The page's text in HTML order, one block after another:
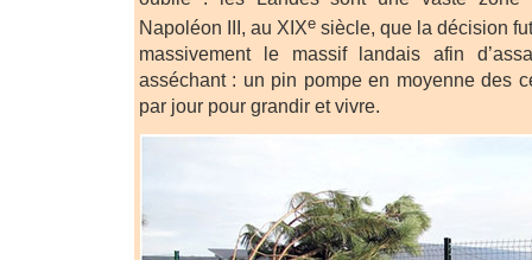
Napoléon III, au XIXe siècle, que la décision
massivement le massif landais afin
asséchant : un pin pompe en moyenne des
par jour pour grandir et vivre.